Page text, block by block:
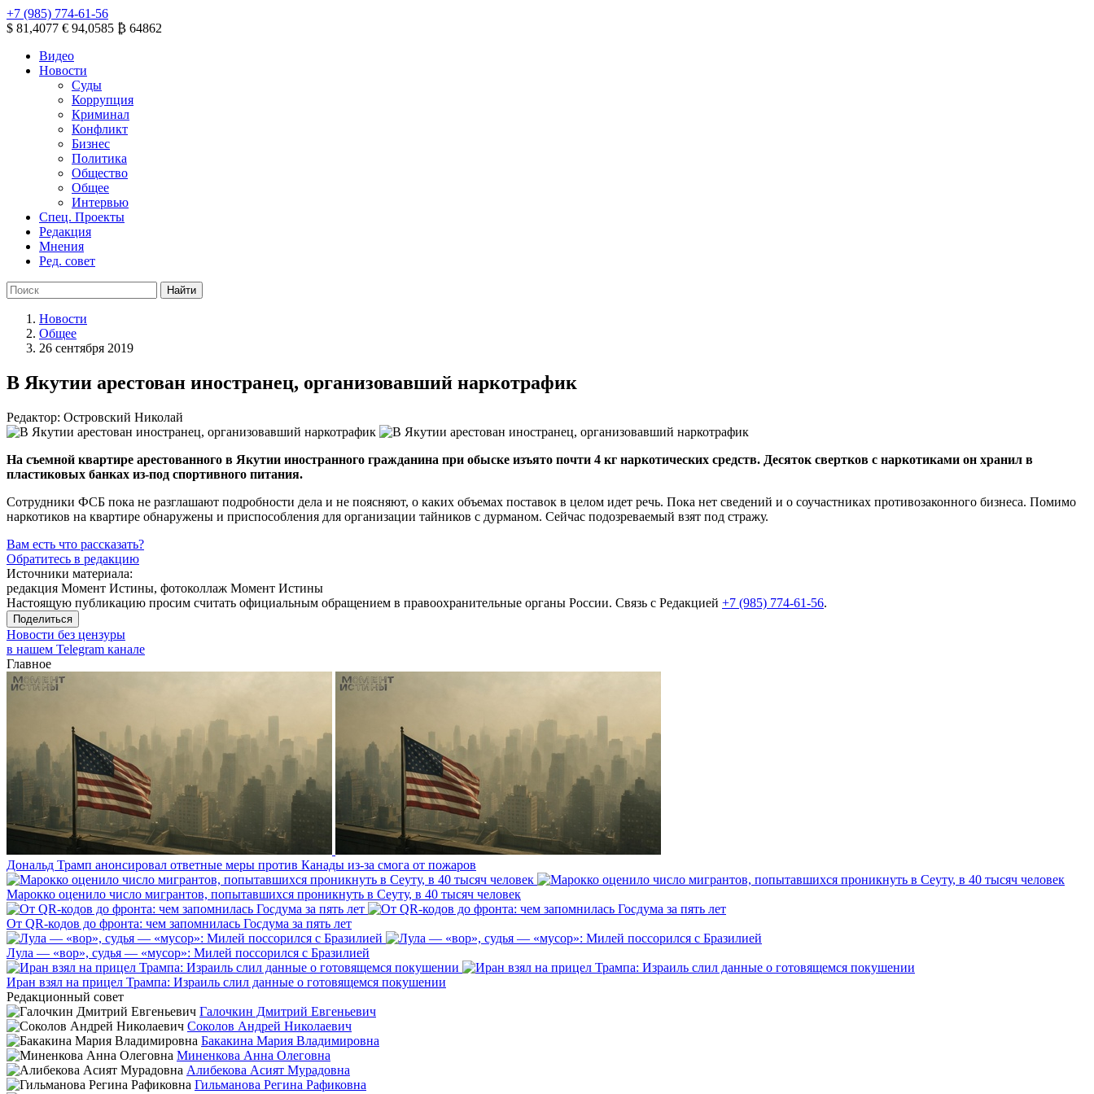
+7 (985) 774-61-56
$ 81,4077 € 94,0585 ₿ 64862
Видео
Новости
Суды
Коррупция
Криминал
Конфликт
Бизнес
Политика
Общество
Общее
Интервью
Спец. Проекты
Редакция
Мнения
Ред. совет
Новости
Общее
26 сентября 2019
В Якутии арестован иностранец, организовавший наркотрафик
Редактор: Островский Николай
На съемной квартире арестованного в Якутии иностранного гражданина при обыске изъято почти 4 кг наркотических средств. Десяток свертков с наркотиками он хранил в
пластиковых банках из-под спортивного питания.
Сотрудники ФСБ пока не разглашают подробности дела и не поясняют, о каких объемах поставок в целом идет речь. Пока нет сведений и о соучастниках противозаконного бизнеса. Помимо
наркотиков на квартире обнаружены и приспособления для организации тайников с дурманом. Сейчас подозреваемый взят под стражу.
Вам есть что рассказать?
Обратитесь в редакцию
Источники материала:
редакция Момент Истины, фотоколлаж Момент Истины
Настоящую публикацию просим считать официальным обращением в правоохранительные органы России. Связь с Редакцией +7 (985) 774-61-56.
Поделиться
Новости без цензуры
в нашем Telegram канале
Главное
Дональд Трамп анонсировал ответные меры против Канады из-за смога от пожаров
Марокко оценило число мигрантов, попытавшихся проникнуть в Сеуту, в 40 тысяч человек
От QR-кодов до фронта: чем запомнилась Госдума за пять лет
Лула — «вор», судья — «мусор»: Милей поссорился с Бразилией
Иран взял на прицел Трампа: Израиль слил данные о готовящемся покушении
Редакционный совет
Галочкин Дмитрий Евгеньевич
Соколов Андрей Николаевич
Бакакина Мария Владимировна
Миненкова Анна Олеговна
Алибекова Асият Мурадовна
Гильманова Регина Рафиковна